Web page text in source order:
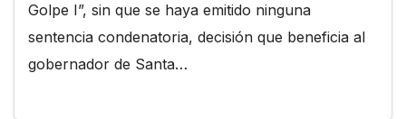
Golpe I”, sin que se haya emitido ninguna
sentencia condenatoria, decisión que beneficia al
gobernador de Santa…